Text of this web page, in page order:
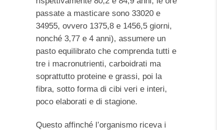
passate a masticare sono 33020 e
34955, ovvero 1375,8 e 1456,5 giorni,
nonché 3,77 e 4 anni), assumere un
pasto equilibrato che comprenda tutti e
tre i macronutrienti, carboidrati ma
soprattutto proteine e grassi, poi la
fibra, sotto forma di cibi veri e interi,
poco elaborati e di stagione.
Questo affinché l’organismo riceva i